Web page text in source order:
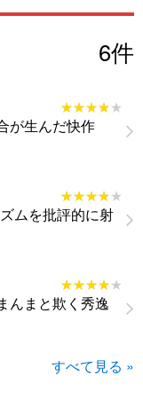
6件
★★★★★
★★★★★
が生んだ快作
★★★★★
★★★★★
ムを批評的に射
★★★★★
★★★★★
んまと欺く秀逸
すべて見る »